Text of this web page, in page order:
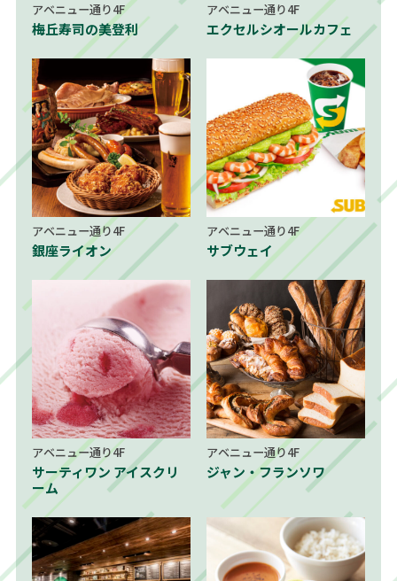
アベニュー通り4F
梅丘寿司の美登利
アベニュー通り4F
エクセルシオールカフェ
アベニュー通り4F
銀座ライオン
アベニュー通り4F
サブウェイ
アベニュー通り4F
サーティワン アイスクリ
ーム
アベニュー通り4F
ジャン・フランソワ